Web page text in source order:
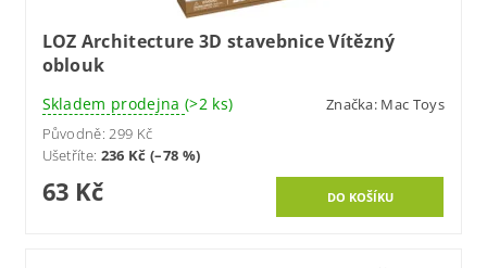
LOZ Architecture 3D stavebnice Vítězný
oblouk
Skladem prodejna (>2 ks) Značka: Mac Toys
Původně:299 Kč
Ušetříte: 236 Kč (–78 %)
63 Kč